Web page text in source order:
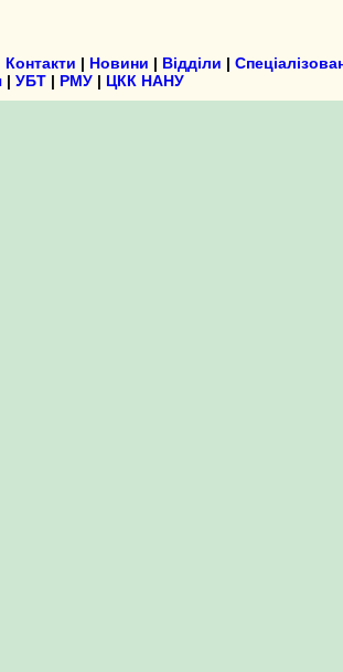
Контакти | Новини | Відділи |
| УБТ | РМУ | ЦКК НАНУ